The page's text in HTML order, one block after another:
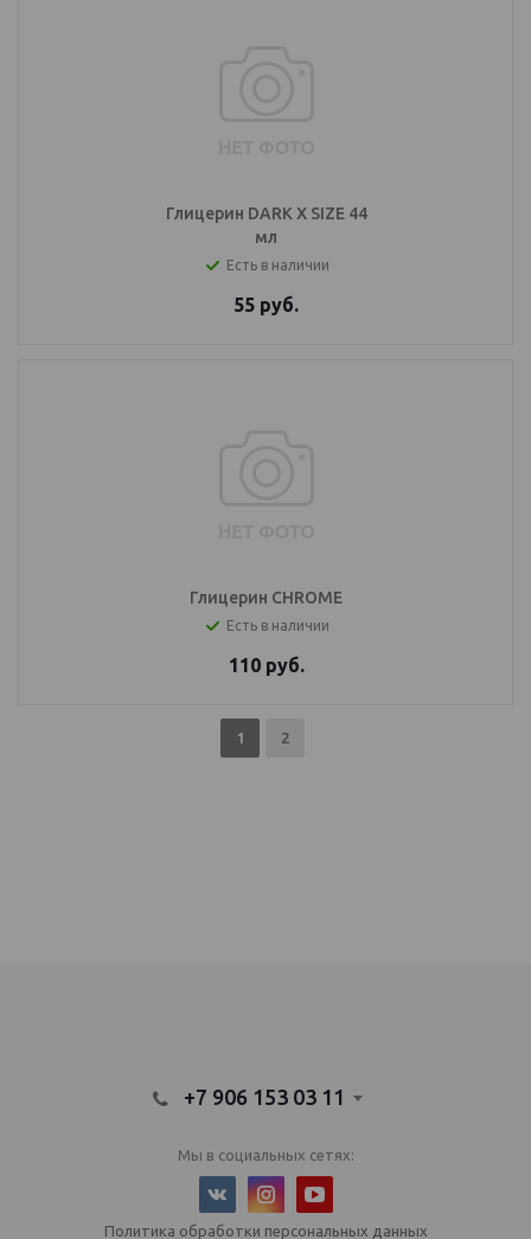
Глицерин DARK X SIZE 44
мл
Есть в наличии
55 руб.
Глицерин CHROME
Есть в наличии
110руб.
1 2
+7 906 153 03 11
Мы в социальных сетях:
Политика обработки персональных данных